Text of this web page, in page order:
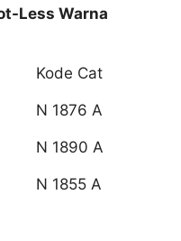
Less Warna
Kode Cat
N 1876 A
N 1890 A
N 1855 A